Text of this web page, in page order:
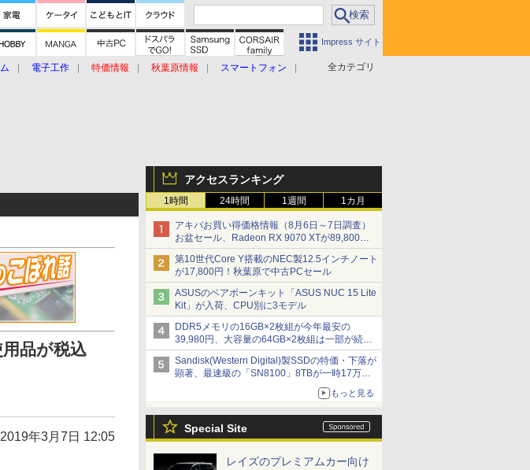
Impress サイト
全カテゴリ
電子工作 特価情報 秋葉原情報
スマートフォン
アクセスランキング
1時間 24時間 1週間 1カ月
アキバお買い得価格情報（8月6日～7日調査）
お盆セール、Radeon RX 9070 XTが89,800
円、水平周波数24.8kHz対応の17型モニターが
9,801円、暑さ指数連動セール ほか
第10世代Core Y搭載のNEC製12.5インチノート
が17,800円！秋葉原で中古PCセール
ASUSのベアボーンキット「ASUS NUC 15 Lite
Kit」が入荷、CPU別に3モデル
DDR5メモリの16GB×2枚組が今年最安の
39,980円、大容量の64GB×2枚組は一部が続騰
[8月前半のメモリ価格]
Sandisk(Western Digital)製SSDの特価・下落が
顕著、最速級の「SN8100」8TBが一時17万円
もっと見る
Special Site
レイズのプレミアムカー向け
品が税込
2019年3月7日 12:05